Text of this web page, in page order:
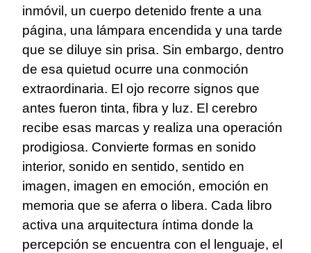
inmóvil, un cuerpo detenido frente a una
página, una lámpara encendida y una tarde
que se diluye sin prisa. Sin embargo, dentro
de esa quietud ocurre una conmoción
extraordinaria. El ojo recorre signos que
antes fueron tinta, fibra y luz. El cerebro
recibe esas marcas y realiza una operación
prodigiosa. Convierte formas en sonido
interior, sonido en sentido, sentido en
imagen, imagen en emoción, emoción en
memoria que se aferra o libera. Cada libro
activa una arquitectura íntima donde la
percepción se encuentra con el lenguaje, el